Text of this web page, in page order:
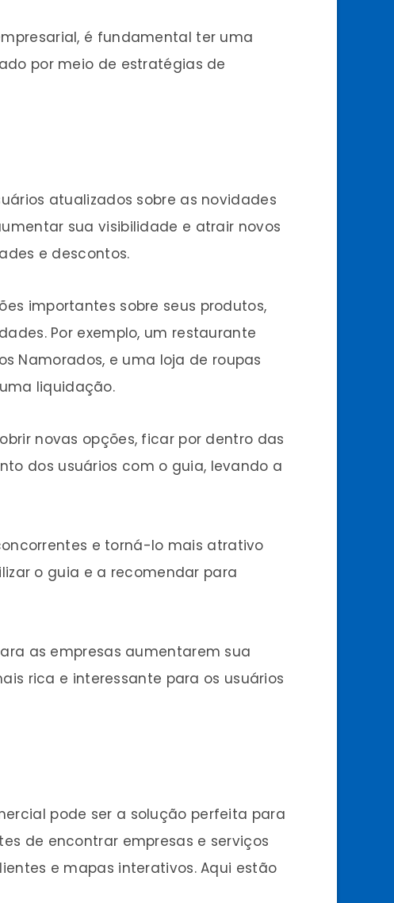
é fundamental ter uma
por meio de estratégias de
atualizados sobre as novidades
sua visibilidade e atrair novos
e descontos.
importantes sobre seus produtos,
Por exemplo, um restaurante
Namorados, e uma loja de roupas
liquidação.
novas opções, ficar por dentro das
dos usuários com o guia, levando a
e torná-lo mais atrativo
o guia e a recomendar para
as empresas aumentarem sua
rica e interessante para os usuários
pode ser a solução perfeita para
de encontrar empresas e serviços
e mapas interativos. Aqui estão